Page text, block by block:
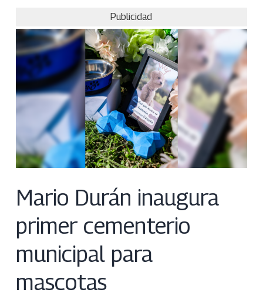
Publicidad
Mario Durán inaugura
primer cementerio
municipal para
mascotas